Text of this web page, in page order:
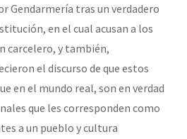
Gendarmería tras un verdadero
en el cual acusan a los
carcelero, y también,
el discurso de que estos
en el mundo real, son en verdad
que les corresponden como
a un pueblo y cultura